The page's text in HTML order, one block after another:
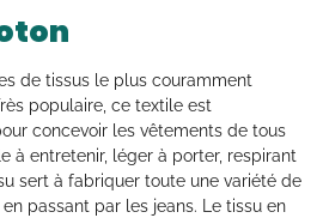
de tissus le plus couramment
populaire, ce textile est
concevoir les vêtements de tous
à entretenir, léger à porter, respirant
sert à fabriquer toute une variété de
passant par les jeans. Le tissu en